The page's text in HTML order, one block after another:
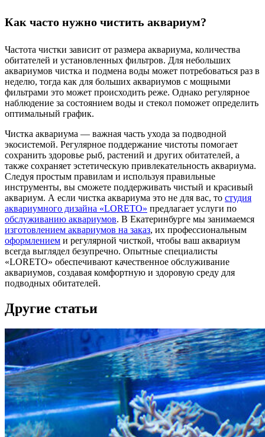
Как часто нужно чистить аквариум?
Частота чистки зависит от размера аквариума, количества
обитателей и установленных фильтров. Для небольших
аквариумов чистка и подмена воды может потребоваться раз в
неделю, тогда как для больших аквариумов с мощными
фильтрами это может происходить реже. Однако регулярное
наблюдение за состоянием воды и стекол поможет определить
оптимальный график.
Чистка аквариума — важная часть ухода за подводной
экосистемой. Регулярное поддержание чистоты помогает
сохранить здоровье рыб, растений и других обитателей, а
также сохраняет эстетическую привлекательность аквариума.
Следуя простым правилам и используя правильные
инструменты, вы сможете поддерживать чистый и красивый
аквариум. А если чистка аквариума это не для вас, то студия
аквариумного дизайна «LORETO» предлагает услуги по
обслуживанию аквариумов. В Екатеринбурге мы занимаемся
изготовлением аквариумов на заказ, их профессиональным
оформлением и регулярной чисткой, чтобы ваш аквариум
всегда выглядел безупречно. Опытные специалисты
«LORETO» обеспечивают качественное обслуживание
аквариумов, создавая комфортную и здоровую среду для
подводных обитателей.
Другие статьи